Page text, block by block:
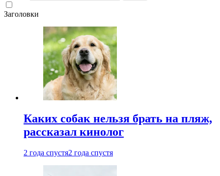
Заголовки
Каких собак нельзя брать на пляж,
рассказал кинолог
2 года спустя2 года спустя